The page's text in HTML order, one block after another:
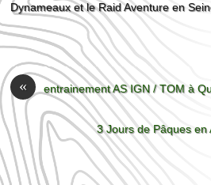
Dynameaux et le Raid Aventure en
« entrainement AS IGN / TOM à
3 Jours de Pâques en